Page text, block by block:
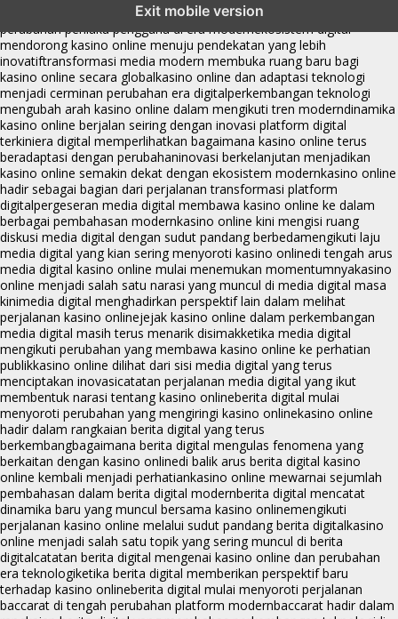
Exit mobile version
perkembangan kasino online mencerminkan
perubahan perilaku pengguna di era modernekosistem digital
mendorong kasino online menuju pendekatan yang lebih
inovatiftransformasi media modern membuka ruang baru bagi
kasino online secara globalkasino online dan adaptasi teknologi
menjadi cerminan perubahan era digitalperkembangan teknologi
mengubah arah kasino online dalam mengikuti tren moderndinamika
kasino online berjalan seiring dengan inovasi platform digital
terkiniera digital memperlihatkan bagaimana kasino online terus
beradaptasi dengan perubahaninovasi berkelanjutan menjadikan
kasino online semakin dekat dengan ekosistem modernkasino online
hadir sebagai bagian dari perjalanan transformasi platform
digitalpergeseran media digital membawa kasino online ke dalam
berbagai pembahasan modernkasino online kini mengisi ruang
diskusi media digital dengan sudut pandang berbedamengikuti laju
media digital yang kian sering menyoroti kasino onlinedi tengah arus
media digital kasino online mulai menemukan momentumnyakasino
online menjadi salah satu narasi yang muncul di media digital masa
kinimedia digital menghadirkan perspektif lain dalam melihat
perjalanan kasino onlinejejak kasino online dalam perkembangan
media digital masih terus menarik disimakketika media digital
mengikuti perubahan yang membawa kasino online ke perhatian
publikkasino online dilihat dari sisi media digital yang terus
menciptakan inovasicatatan perjalanan media digital yang ikut
membentuk narasi tentang kasino onlineberita digital mulai
menyoroti perubahan yang mengiringi kasino onlinekasino online
hadir dalam rangkaian berita digital yang terus
berkembangbagaimana berita digital mengulas fenomena yang
berkaitan dengan kasino onlinedi balik arus berita digital kasino
online kembali menjadi perhatiankasino online mewarnai sejumlah
pembahasan dalam berita digital modernberita digital mencatat
dinamika baru yang muncul bersama kasino onlinemengikuti
perjalanan kasino online melalui sudut pandang berita digitalkasino
online menjadi salah satu topik yang sering muncul di berita
digitalcatatan berita digital mengenai kasino online dan perubahan
era teknologiketika berita digital memberikan perspektif baru
terhadap kasino onlineberita digital mulai menyoroti perjalanan
baccarat di tengah perubahan platform modernbaccarat hadir dalam